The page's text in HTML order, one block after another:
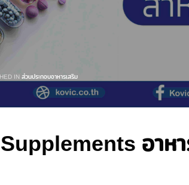
INส่วนประกอบอาหารเสริม
อาห